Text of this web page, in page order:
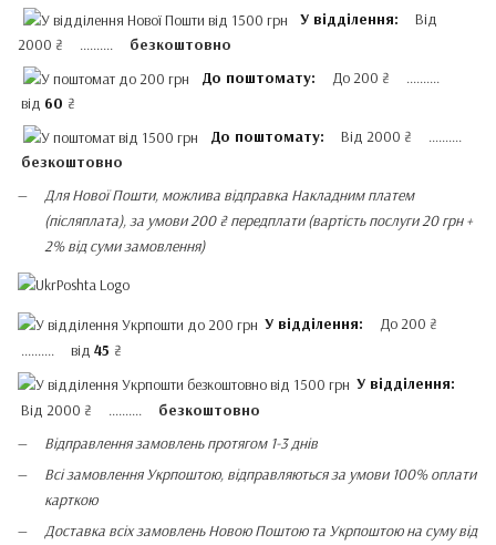
У відділення: Від
2000 ₴ .......... безкоштовно
До поштомату: До 200 ₴ ..........
від 60 ₴
До поштомату: Від 2000 ₴ ..........
безкоштовно
Для Нової Пошти, можлива відправка Накладним платем
(післяплата), за умови 200 ₴ передплати (вартість послуги 20 грн +
2% від суми замовлення)
У відділення: До 200 ₴
.......... від 45 ₴
У відділення:
Від 2000 ₴ .......... безкоштовно
Відправлення замовлень протягом 1-3 днів
Всі замовлення Укрпоштою, відправляються за умови 100% оплати
карткою
Доставка всіх замовлень Новою Поштою та Укрпоштою на суму від